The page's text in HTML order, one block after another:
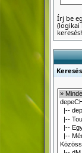
Írj be
(logikai
Keresés